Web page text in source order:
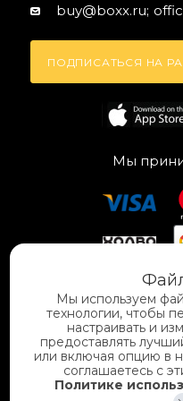
buy@boxx.ru;
ПОДПИСАТЬСЯ НА
Мы
Мы используем
технологии, чтобы
настраивать и
предоставлять
или включая опцию в
соглашаетесь с
Политике